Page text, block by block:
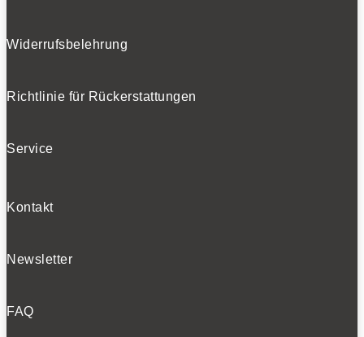
Widerrufsbelehrung
Richtlinie für Rückerstattungen
Service
Kontakt
Newsletter
FAQ